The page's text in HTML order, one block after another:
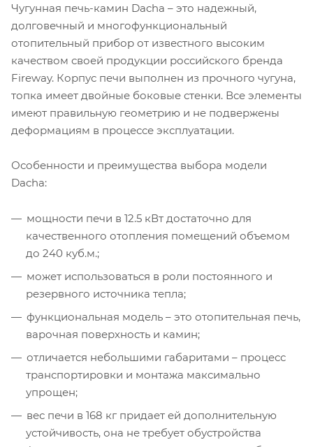
Чугунная печь-камин Dacha – это надежный,
долговечный и многофункциональный
отопительный прибор от известного высоким
качеством своей продукции российского бренда
Fireway. Корпус печи выполнен из прочного чугуна,
топка имеет двойные боковые стенки. Все элементы
имеют правильную геометрию и не подвержены
деформациям в процессе эксплуатации.
Особенности и преимущества выбора модели
Dacha:
мощности печи в 12.5 кВт достаточно для
качественного отопления помещений объемом
до 240 куб.м.;
может использоваться в роли постоянного и
резервного источника тепла;
функциональная модель – это отопительная печь,
варочная поверхность и камин;
отличается небольшими габаритами – процесс
транспортировки и монтажа максимально
упрощен;
вес печи в 168 кг придает ей дополнительную
устойчивость, она не требует обустройства